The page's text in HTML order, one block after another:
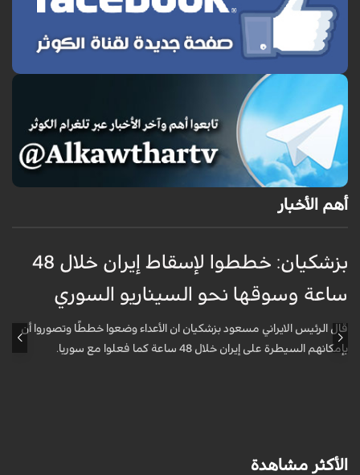
أهم الأخبار
بزشكيان: خططوا لإسقاط إيران خلال 48
ساعة وسوقها نحو السيناريو السوري
قال الرئيس الايراني مسعود بزشكيان ان الأعداء وضعوا خططًا وتصوروا أن
بإمكانهم السيطرة على إيران خلال 48 ساعة كما فعلوا مع سوريا.
الأكثر مشاهدة